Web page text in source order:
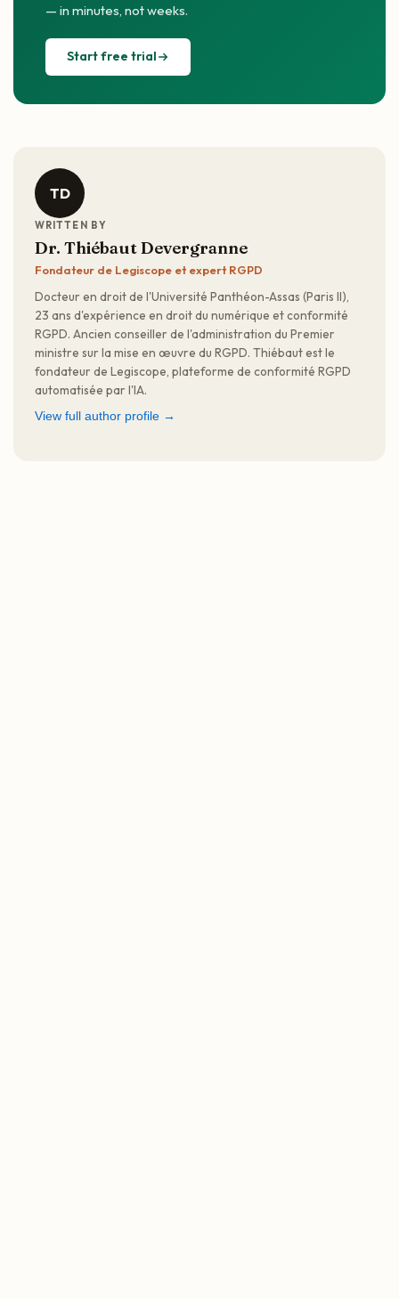
— in minutes, not weeks.
Start free trial
TD
WRITTEN BY
Dr. Thiébaut Devergranne
Fondateur de Legiscope et expert RGPD
Docteur en droit de l'Université Panthéon-Assas (Paris II),
23 ans d'expérience en droit du numérique et conformité
RGPD. Ancien conseiller de l'administration du Premier
ministre sur la mise en œuvre du RGPD. Thiébaut est le
fondateur de Legiscope, plateforme de conformité RGPD
automatisée par l'IA.
View full author profile →